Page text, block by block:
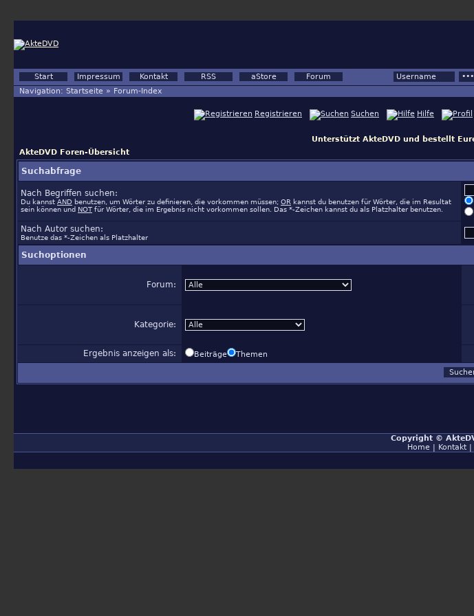
Start Impressum Kontakt RSS aStore
Forum
Navigation: Startseite » Forum-Index
Registrieren Suchen Hilfe
Unterstützt AkteDVD und bestellt
AkteDVD Foren-Übersicht
Suchabfrage
Nach Begriffen suchen:
Du kannst AND benutzen, um Wörter zu definieren, die vorkommen müssen; OR kannst du benutzen für Wörter, die im Resultat
sein können und NOTfür Wörter, die im Ergebnis nicht vorkommen sollen. Das *-Zeichen kannst du als Platzhalter benutzen.
Nach Autor suchen:
Benutze das *-Zeichen als Platzhalter
Suchoptionen
Forum:
Kategorie:
Ergebnis anzeigen als: Beiträge Themen
Copyright ©
Home| Kontakt|